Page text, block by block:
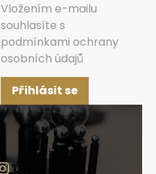
Vložením e-mailu
souhlasíte s
podmínkami ochrany
osobních údajů
Přihlásit se